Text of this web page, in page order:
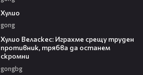
Хулио
gong
Хулио Веласкес: Играхме срещу труден
противник, трябва да останем
скромни
gongbg